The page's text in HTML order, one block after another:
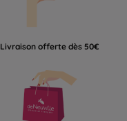
Livraison offerte dès 50€